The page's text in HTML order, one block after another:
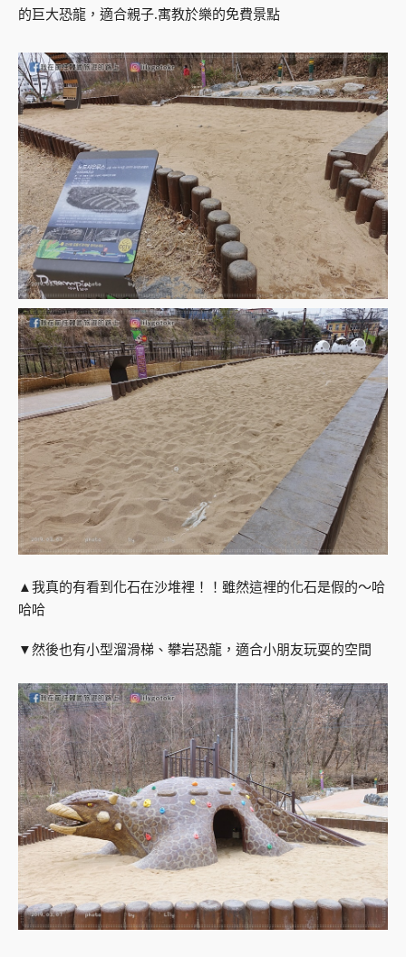
▲我真的有看到化石在沙堆裡！！雖然這裡的化石是假的～哈
哈哈
▼然後也有小型溜滑梯、攀岩恐龍，適合小朋友玩耍的空間